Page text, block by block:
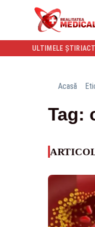
ULTIMELE ȘTIRI
Acasă
Tag: